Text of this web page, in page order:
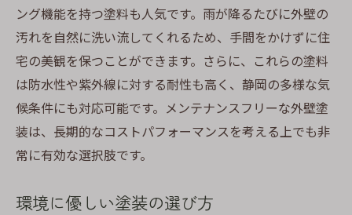
ング機能を持つ塗料も人気です。雨が降るたびに外壁の
汚れを自然に洗い流してくれるため、手間をかけずに住
宅の美観を保つことができます。さらに、これらの塗料
は防水性や紫外線に対する耐性も高く、静岡の多様な気
候条件にも対応可能です。メンテナンスフリーな外壁塗
装は、長期的なコストパフォーマンスを考える上でも非
常に有効な選択肢です。
環境に優しい塗装の選び方